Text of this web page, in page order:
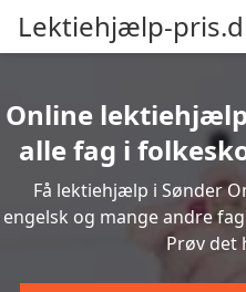
Lektiehjælp-
Online
alle fag i
Få lektiehjælp i Sønder
engelsk og mange andre
Prøv det